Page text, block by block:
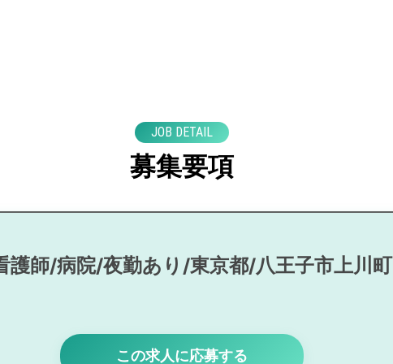
JOB DETAIL
募集要項
護師/病院/夜勤あり/東京都/八王子市上川町
この求人に応募する